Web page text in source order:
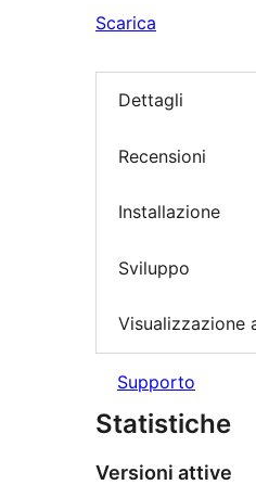
Scarica
Dettagli
Recensioni
Installazione
Sviluppo
Visualizzazione
Supporto
Statistiche
Versioni attive